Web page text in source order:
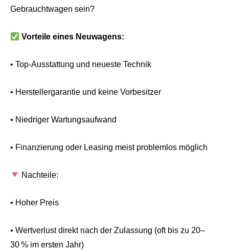
Gebrauchtwagen sein?
Vorteile eines Neuwagens:
• Top-Ausstattung und neueste Technik
• Herstellergarantie und keine Vorbesitzer
• Niedriger Wartungsaufwand
• Finanzierung oder Leasing meist problemlos möglich
Nachteile:
• Hoher Preis
• Wertverlust direkt nach der Zulassung (oft bis zu 20–
30 % im ersten Jahr)